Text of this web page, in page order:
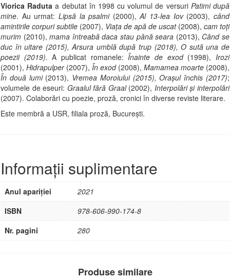
Viorica Raduta a debutat în 1998 cu volumul de versuri Patimi după
mine. Au urmat: Lipsă la psalmi(2000),Al 13-lea Iov(2003),când
amintirile corpuri subtile (2007), Viaţa de apă de uscat(2008), cam toţi
murim (2010),mama întreabă daca stau până seara (2013), Când se
duc în uitare (2015), Arsura umblă după trup (2018), O sută una de
poezii (2019). A publicat romanele:Înainte de exod(1998),Irozi
(2001), Hidrapulper(2007), În exod(2008), Mamamea moarte (2008),
În două lumi (2013), Vremea Moroiului (2015), Oraşul închis (2017);
volumele de eseuri: Graalul fără Graal(2002), Interpolări şi interpolări
(2007). Colaborări cu poezie, proză, cronici în diverse reviste literare.
Este membră a USR, filiala proză, Bucureşti.
Informații suplimentare
Anul apariției
2021
ISBN
978-606-990-174-8
Nr. pagini
280
Produse similare